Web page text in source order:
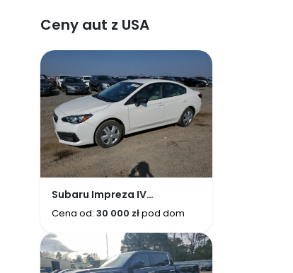
Ceny aut z USA
Subaru Impreza IV
GP/GJ/GK (2017-2021)
Cena od: 30 000 złpod dom